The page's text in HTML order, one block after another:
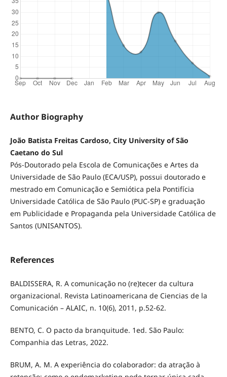
Author Biography
João Batista Freitas Cardoso, City University of São
Caetano do Sul
Pós-Doutorado pela Escola de Comunicações e Artes da
Universidade de São Paulo (ECA/USP), possui doutorado e
mestrado em Comunicação e Semiótica pela Pontifícia
Universidade Católica de São Paulo (PUC-SP) e graduação
em Publicidade e Propaganda pela Universidade Católica de
Santos (UNISANTOS).
References
BALDISSERA, R. A comunicação no (re)tecer da cultura
organizacional. Revista Latinoamericana de Ciencias de la
Comunicación – ALAIC, n. 10(6), 2011, p.52-62.
BENTO, C. O pacto da branquitude. 1ed. São Paulo:
Companhia das Letras, 2022.
BRUM, A. M. A experiência do colaborador: da atração à